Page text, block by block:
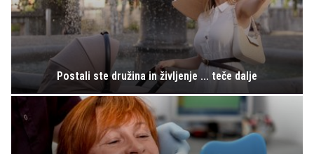
Postali ste družina in življenje ... teče dalje